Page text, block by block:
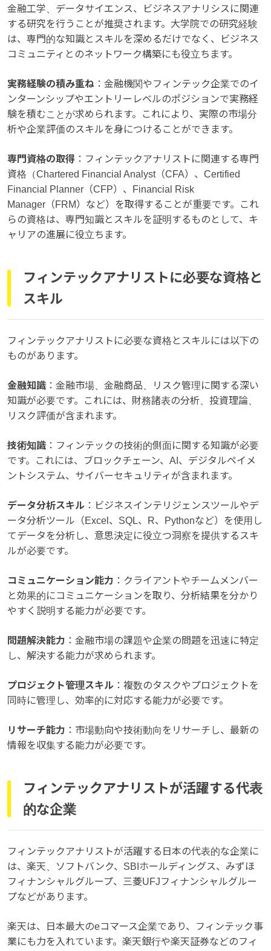
金融工学、データサイエンス、ビジネスアナリシスに関連
する研究を行うことが推奨されます。大学院での研究経験
は、専門的な知識とスキルを深めるだけでなく、ビジネス
コミュニティとのネットワーク構築にも役立ちます。
実務経験の積み重ね ：金融機関やフィンテック企業でのイ
ンターンシップやエントリーレベルのポジションで実務経
験を積むことが求められます。これにより、実際の市場分
析や企業評価のスキルを身につけることができます。
専門資格の取得 ：フィンテックアナリストに関連する専門
資格（Chartered Financial Analyst（CFA）、Certified
Financial Planner（CFP）、Financial Risk
Manager（FRM）など）を取得することが重要です。これ
らの資格は、専門知識とスキルを証明するものとして、キ
ャリアの進展に役立ちます。
フィンテックアナリストに必要な資格と
スキル
フィンテックアナリストに必要な資格とスキルには以下の
ものがあります。
金融知識 ：金融市場、金融商品、リスク管理に関する深い
知識が必要です。これには、財務諸表の分析、投資理論、
リスク評価が含まれます。
技術知識 ：フィンテックの技術的側面に関する知識が必要
です。これには、ブロックチェーン、AI、デジタルペイメ
ントシステム、サイバーセキュリティが含まれます。
データ分析スキル ：ビジネスインテリジェンスツールやデ
ータ分析ツール（Excel、SQL、R、Pythonなど）を使用し
てデータを分析し、意思決定に役立つ洞察を提供するスキ
ルが必要です。
コミュニケーション能力 ：クライアントやチームメンバー
と効果的にコミュニケーションを取り、分析結果を分かり
やすく説明する能力が必要です。
問題解決能力 ：金融市場の課題や企業の問題を迅速に特定
し、解決する能力が求められます。
プロジェクト管理スキル ：複数のタスクやプロジェクトを
同時に管理し、効率的に対応する能力が必要です。
リサーチ能力 ：市場動向や技術動向をリサーチし、最新の
情報を収集する能力が必要です。
フィンテックアナリストが活躍する代表
的な企業
フィンテックアナリストが活躍する日本の代表的な企業に
は、楽天、ソフトバンク、SBIホールディングス、みずほ
フィナンシャルグループ、三菱UFJフィナンシャルグルー
プなどがあります。
楽天は、日本最大のeコマース企業であり、フィンテック事
業にも力を入れています。楽天銀行や楽天証券などのフィ